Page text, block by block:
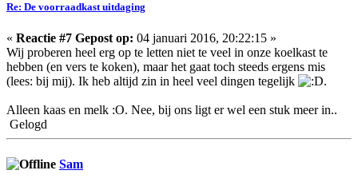
Re: De voorraadkast uitdaging
« Reactie #7 Gepost op: 04 januari 2016, 20:22:15 »
Wij proberen heel erg op te letten niet te veel in onze koelkast te
hebben (en vers te koken), maar het gaat toch steeds ergens mis
(lees: bij mij). Ik heb altijd zin in heel veel dingen tegelijk
.
Alleen kaas en melk :O. Nee, bij ons ligt er wel een stuk meer in..
Gelogd
Sam